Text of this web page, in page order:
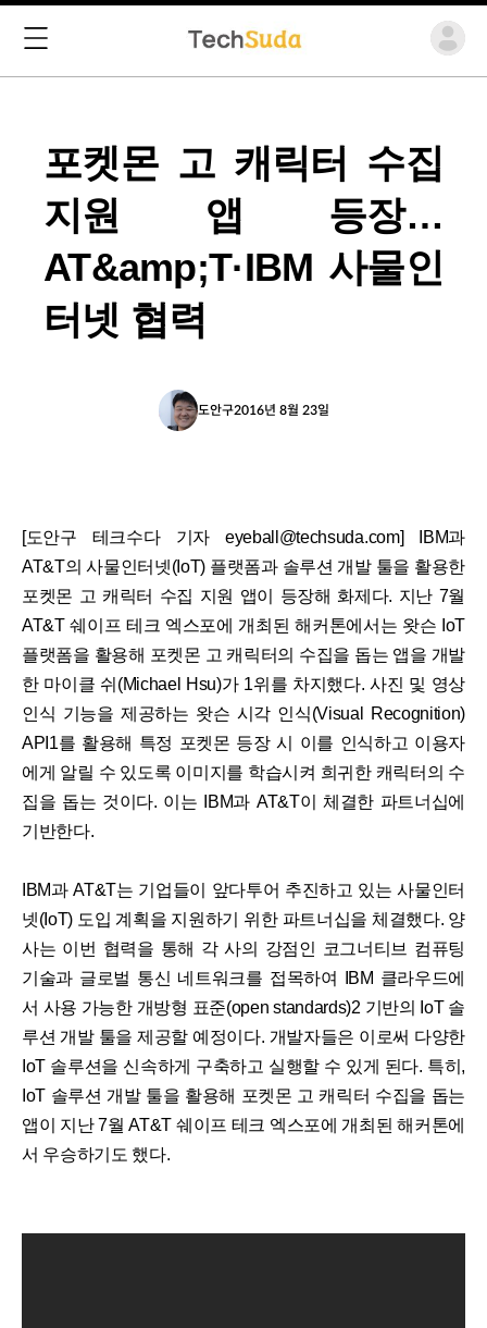
포켓몬 고 캐릭터 수집
지원 앱 등장…
AT&amp;T·IBM 사물인
터넷 협력
도안구2016년 8월 23일
[도안구 테크수다 기자 eyeball@techsuda.com] IBM과
AT&T의 사물인터넷(IoT) 플랫폼과 솔루션 개발 툴을 활용한
포켓몬 고 캐릭터 수집 지원 앱이 등장해 화제다. 지난 7월
AT&T 쉐이프 테크 엑스포에 개최된 해커톤에서는 왓슨 IoT
플랫폼을 활용해 포켓몬 고 캐릭터의 수집을 돕는 앱을 개발
한 마이클 쉬(Michael Hsu)가 1위를 차지했다. 사진 및 영상
인식 기능을 제공하는 왓슨 시각 인식(Visual Recognition)
API1를 활용해 특정 포켓몬 등장 시 이를 인식하고 이용자
에게 알릴 수 있도록 이미지를 학습시켜 희귀한 캐릭터의 수
집을 돕는 것이다. 이는 IBM과 AT&T이 체결한 파트너십에
기반한다.
IBM과 AT&T는 기업들이 앞다투어 추진하고 있는 사물인터
넷(IoT) 도입 계획을 지원하기 위한 파트너십을 체결했다. 양
사는 이번 협력을 통해 각 사의 강점인 코그너티브 컴퓨팅
기술과 글로벌 통신 네트워크를 접목하여 IBM 클라우드에
서 사용 가능한 개방형 표준(open standards)2 기반의 IoT 솔
루션 개발 툴을 제공할 예정이다. 개발자들은 이로써 다양한
IoT 솔루션을 신속하게 구축하고 실행할 수 있게 된다. 특히,
IoT 솔루션 개발 툴을 활용해 포켓몬 고 캐릭터 수집을 돕는
앱이 지난 7월 AT&T 쉐이프 테크 엑스포에 개최된 해커톤에
서 우승하기도 했다.